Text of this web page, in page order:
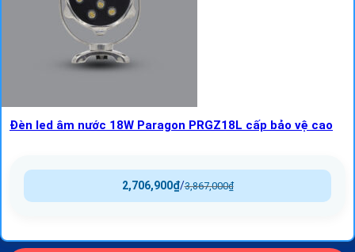
Đèn led âm nước 18W Paragon PRGZ18L cấp bảo vệ cao
3,867,000₫
/
2,706,900₫